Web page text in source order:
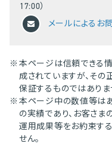
17:00）
メールによるお
※ 本ページは信頼できる
成されていますが、その
保証するものではありま
※ 本ページ中の数値等は
の実績であり、お客さま
運用成果等をお約束す
せん。